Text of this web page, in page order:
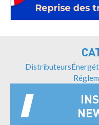
Distributeurs